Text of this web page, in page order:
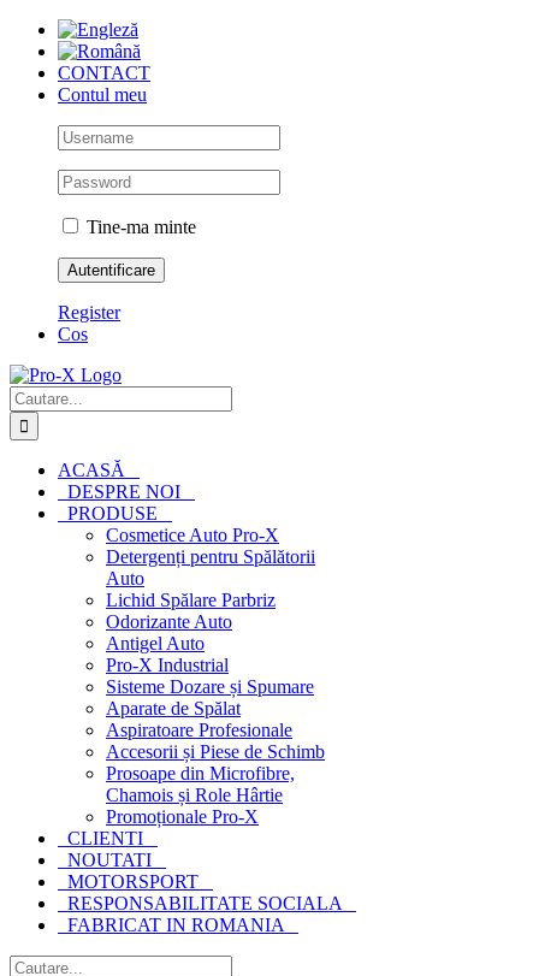
Skip
contentCONTACT
Contul meu
Tine-ma minte
Register
Cos
Cautare...
ACASĂ
DESPRE NOI
PRODUSE
Cosmetice Auto Pro-X
Detergenți pentru Spălătorii
Auto
Lichid Spălare Parbriz
Odorizante Auto
Antigel Auto
Pro-X Industrial
Sisteme Dozare și Spumare
Aparate de Spălat
Aspiratoare Profesionale
Accesorii și Piese de Schimb
Prosoape din Microfibre,
Chamois și Role Hârtie
Promoționale Pro-X
CLIENTI
NOUTATI
MOTORSPORT
RESPONSABILITATE SOCIALA
FABRICAT IN ROMANIA
Cautare...